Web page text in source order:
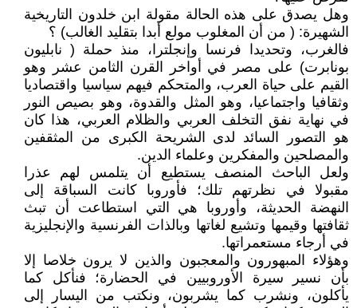
وهل يصدق على هذه الحالة مقولة ابن خلدون التاريخية
الشهيرة: ( من أن المغلوب مولع أبدا بتقليد الغالب) ؟
فالغرب، وتحديدا فرنسا وإنجلترا، منذ حملة ( نابليون
بونابرت) على مصر في أواخر القرن الثامن عشر وهو
القيم على حياة العرب، والمتحكم فيهم سياسيا واقتصاديا
وثقافيا واجتماعيا، وهو المثل والقدوة، وهو بصيص النور
في نهاية نفق التخلف العربي والظلام العربي، هذا كان
هو التصور السائد لدى الشريحة الكبرى من المثقفين
والمصلحين والمفكرين وعلماء الدين.
ولعل الباحث المنصف يستطيع أن يتلمس لهم عذرا
مقبولا في نظرتهم تلك؛ فأوروبا كانت السباقة إلى
النهضة الحديثة، وأوروبا هي التي استطاعت أن تبث
ثقافتها وقيمها وتشيع لغاتها وبالذات الفرنسية والإنجليزية
في أرجاء مستعمراتها.
وهؤلاء المبهورون والمعجبون والذين لا يرون خلاصا إلا
بأن نسير سيرة الأوروبيين في الحضارة؛ فنأكل كما
يأكلون، ونشرب كما يشربون، ونكتب من اليسار إلى